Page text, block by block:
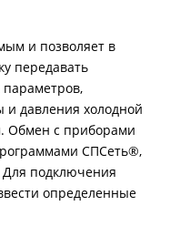
и позволяет в
передавать
давления холодной
Обмен с приборами
СПСеть®,
Для подключения
определенные